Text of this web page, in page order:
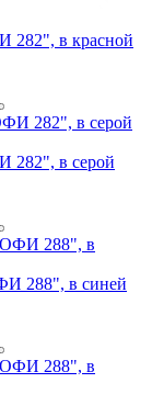
282", в красной
282", в серой
288", в синей